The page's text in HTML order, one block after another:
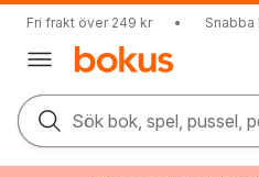
Fri frakt över 249 kr •
Sök bok, spel, pussel,